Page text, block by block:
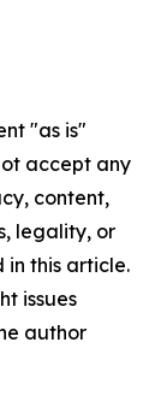
"as is"
accept any
content,
legality, or
this article.
issues
author